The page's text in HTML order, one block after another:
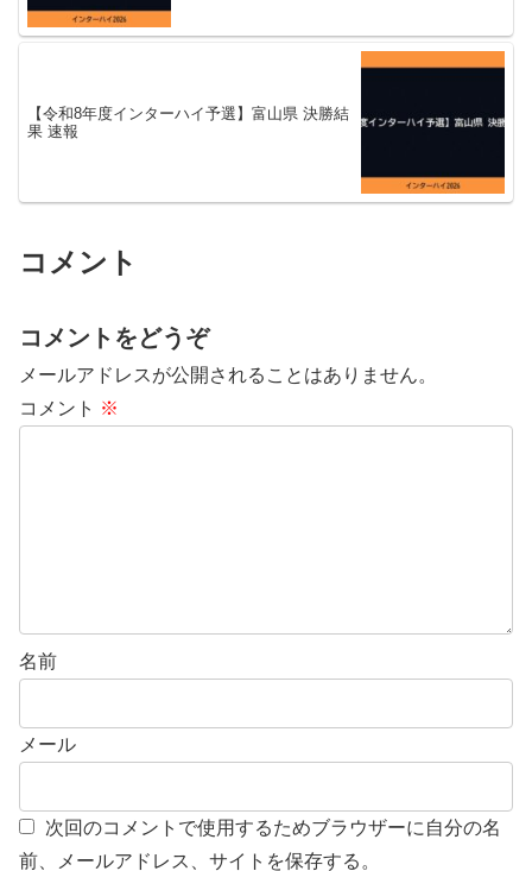
【令和8年度インターハイ予選】富山県 決勝結
果 速報
コメント
コメントをどうぞ
メールアドレスが公開されることはありません。
コメント ※
名前
メール
次回のコメントで使用するためブラウザーに自分の名
前、メールアドレス、サイトを保存する。